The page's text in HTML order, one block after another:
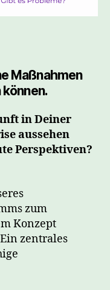
Maßnahmen
in Deiner
aussehen
Perspektiven?
zum
Konzept
zentrales